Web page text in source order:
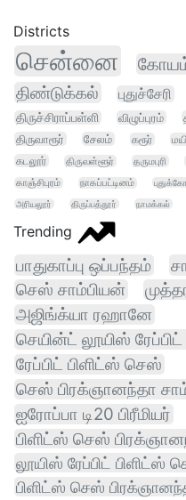
Districts
சென்னை
திண்டுக்கல்
புதுச்சேரி
திருச்சிராப்பள்ளி விழுப்புரம்
திருவாரூர்
சேலம் கரூர்
கடலூர்
திருவள்ளூர் தருமபுரி
காஞ்சிபுரம்
நாகப்பட்டினம்
அரியலூர்
திருப்பத்தூர் நாமக்கல்
Trending
பாதுகாப்பு ஒப்பந்தம்
செஸ் சாம்பியன்
அஜிங்க்யா ரஹானே
செயின்ட் லூயிஸ் ரேப்பிட்
ரேப்பிட் பிளிட்ஸ் செஸ்
செஸ் பிரக்ஞானந்தா
ஐரோப்பா டி20 பிரீமியர்
பிளிட்ஸ் செஸ்
லூயிஸ் ரேப்பிட் பிளிட்ஸ்
பிளிட்ஸ் செஸ்